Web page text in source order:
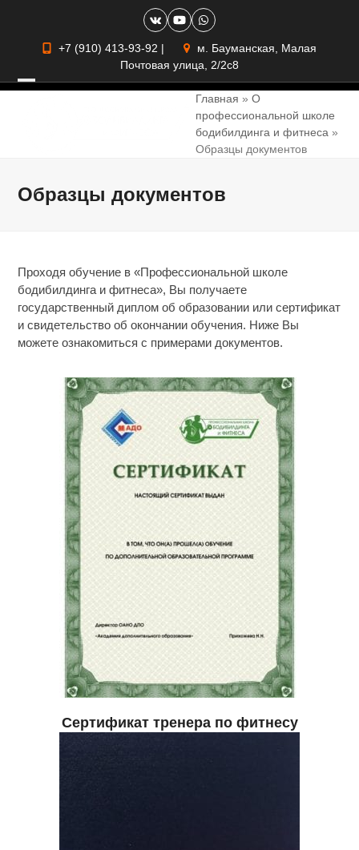
VK YouTubeWhatsapp
+7 (910) 413-93-92 |
м. Бауманская, Малая
Почтовая улица, 2/2с8
Главная »О
профессиональной школе
бодибилдинга и фитнеса »
Образцы документов
Образцы документов
Проходя обучение в «Профессиональной школе
бодибилдинга и фитнеса», Вы получаете
государственный диплом об образовании или сертификат
и свидетельство об окончании обучения. Ниже Вы
можете ознакомиться с примерами документов.
Сертификат тренера по фитнесу